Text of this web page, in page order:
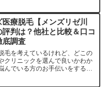
サロンやクリニックとの比較も
。アクセスも解説
医療脱毛【メンズリゼ川
評判は？他社と比較＆口コ
底調査
毛を考えているけれど、どこの
クリニックを選んで良いかわか
んでいる方のお手伝いをするサ